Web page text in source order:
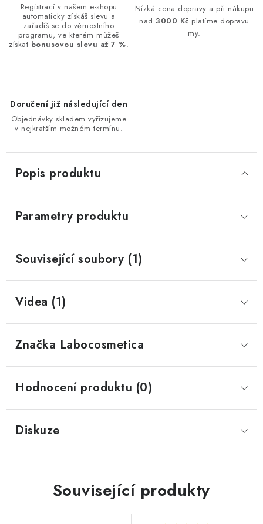
Registrací v našem e-shopu
automaticky získáš slevu a
zařadíš se do věrnostního
programu, ve kterém můžeš
získat bonusovou slevu až 7 %.
Nízká cena dopravy a při nákupu
nad3000 Kč platíme dopravu
my.
Doručení již následující den
Objednávky skladem vyřizujeme
v nejkratším možném termínu.
Popis produktu
Parametry produktu
Související soubory (1)
Videa (1)
Značka Labocosmetica
Hodnocení produktu (0)
Diskuze
Související produkty